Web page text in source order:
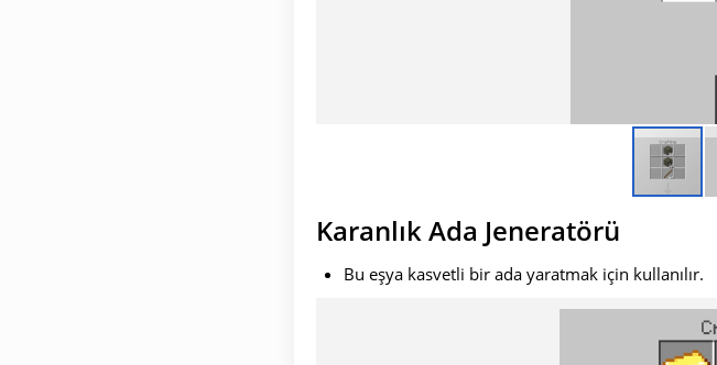
Karanlık Ada Jeneratörü
Bu eşya kasvetli bir ada yaratmak için kullanılır.